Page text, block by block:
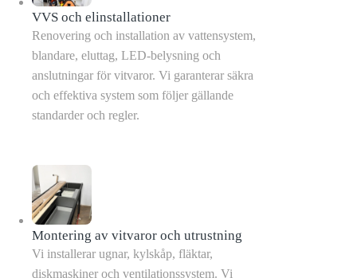
VVS och elinstallationer
Renovering och installation av vattensystem,
blandare, eluttag, LED-belysning och
anslutningar för vitvaror. Vi garanterar säkra
och effektiva system som följer gällande
standarder och regler.
Montering av vitvaror och utrustning
Vi installerar ugnar, kylskåp, fläktar,
diskmaskiner och ventilationssystem. Vi